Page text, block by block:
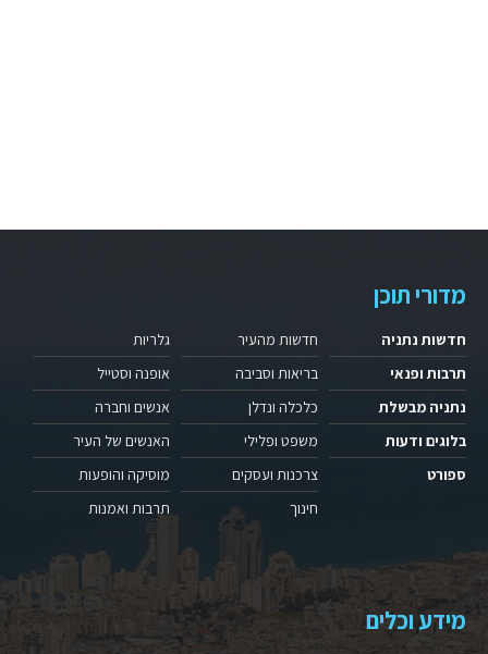
מדורי תוכן
חדשות נתניה
תרבות ופנאי
נתניה מבשלת
בלוגים ודעות
ספורט
חדשות מהעיר
בריאות וסביבה
כלכלה ונדלן
משפט ופלילי
צרכנות ועסקים
חינוך
גלריות
אופנה וסטייל
אנשים וחברה
האנשים של העיר
מוסיקה והופעות
תרבות ואמנות
מידע וכלים